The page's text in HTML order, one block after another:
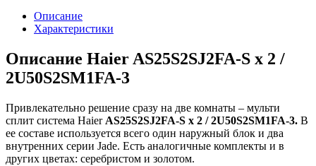
Описание
Характеристики
Описание Haier AS25S2SJ2FA-S x 2 /
2U50S2SM1FA-3
Привлекательно решение сразу на две комнаты – мульти
сплит система Haier AS25S2SJ2FA-S x 2 / 2U50S2SM1FA-3. В
ее составе используется всего один наружный блок и два
внутренних серии Jade. Есть аналогичные комплекты и в
других цветах: серебристом и золотом.